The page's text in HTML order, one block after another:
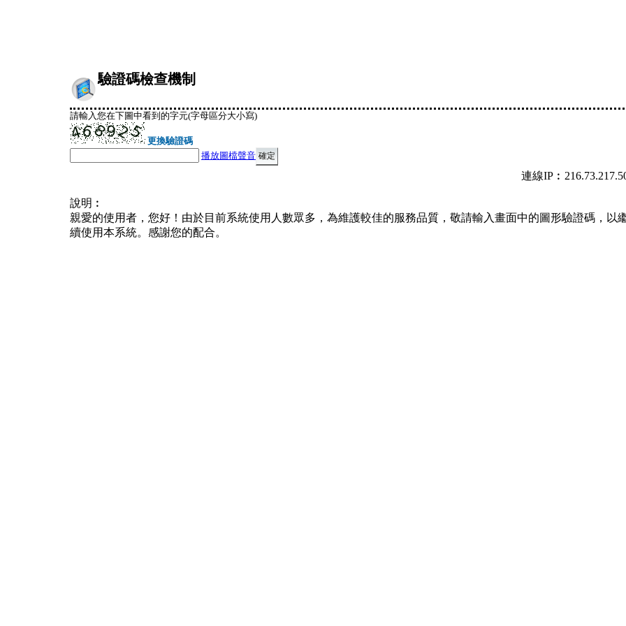
驗證碼檢查機制
請輸入您在下圖中看到的字元(字母區分大小寫)
更換驗證碼
播放圖檔聲音
連線
說明︰
親愛的使用者，您好！由於目前系統使用人數眾多，為維護較佳的服務品質，敬請輸入畫面中的圖形驗證碼，以
續使用本系統。感謝您的配合。